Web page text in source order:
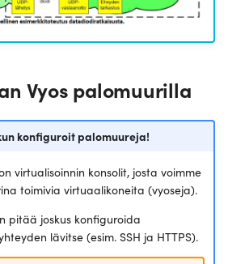
Vyos palomuurilla
konfiguroit palomuureja!
virtualisoinnin konsolit, josta voimme
toimivia virtuaalikoneita (vyoseja).
pitää joskus konfiguroida
lävitse (esim. SSH ja HTTPS).